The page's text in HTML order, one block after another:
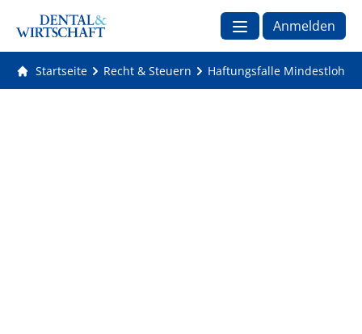
Anmelden
Startseite Recht & Steuern Haftungsfalle Mindestlohn: